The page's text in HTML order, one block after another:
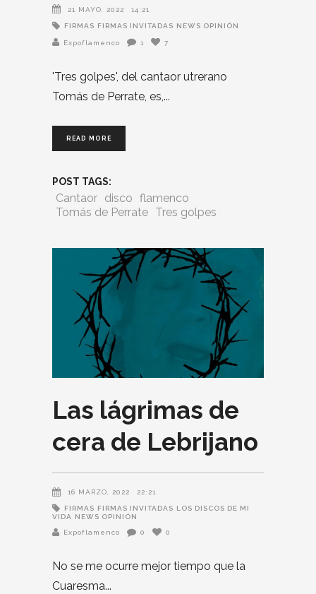
21 MAYO, 2022 14:21
FIRMAS FIRMAS INVITADAS NEWS OPINIÓN
Expoflamenco 1 7
'Tres golpes', del cantaor utrerano
Tomás de Perrate, es,
READ MORE
POST TAGS:
Cantaor disco flamenco
Tomás de Perrate Tres golpes
Las lágrimas de
cera de Lebrijano
16 MARZO, 2022 22:21
FIRMAS FIRMAS INVITADAS LOS DISCOS DE MI
VIDA NEWS OPINIÓN
Expoflamenco
0 0
No se me ocurre mejor tiempo que la
Cuaresma